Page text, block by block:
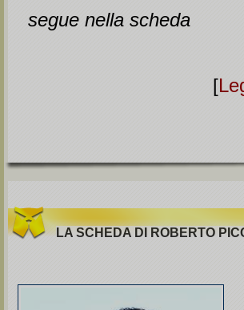
segue nella scheda
[
LA SCHEDA DI ROBERTO